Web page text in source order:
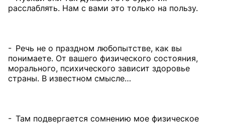
расслаблять. Нам с вами это только на пользу.
- Речь не о праздном любопытстве, как вы
понимаете. От вашего физического состояния,
морального, психического зависит здоровье
страны. В известном смысле…
- Там подвергается сомнению мое физическое